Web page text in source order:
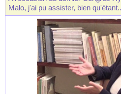
Malo, j'ai pu assister, bien